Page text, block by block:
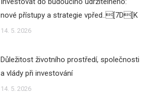
nové přístupy a strategie vpřed..[7D[K
14. 5. 2026
Důležitost životního prostředí, společnosti
a vlády při investování
14. 5. 2026